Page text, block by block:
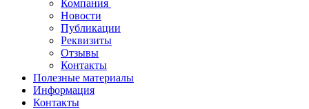
Компания
Новости
Публикации
Реквизиты
Отзывы
Контакты
Полезные материалы
Информация
Контакты